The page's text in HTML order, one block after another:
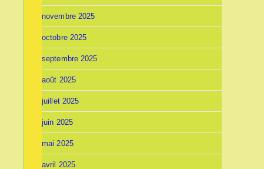
novembre 2025
octobre 2025
septembre 2025
août 2025
juillet 2025
juin 2025
mai 2025
avril 2025